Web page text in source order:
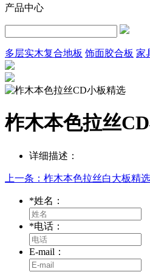
产品中心
多层实木复合地板 饰面胶合板 家
柞木本色拉丝
详细描述：
上一条：柞木本色拉丝白大板精选
*姓名：
*电话：
E-mail：